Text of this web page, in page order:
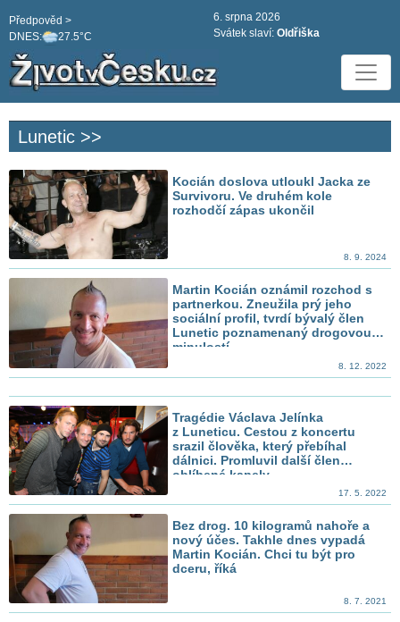
DNES: 27.5°C
Předpověd >
6. srpna 2026
Svátek slaví: Oldřiška
Lunetic >>
Kocián doslova utloukl Jacka ze
Survivoru. Ve druhém kole
rozhodčí zápas ukončil
8. 9. 2024
Martin Kocián oznámil rozchod s
partnerkou. Zneužila prý jeho
sociální profil, tvrdí bývalý člen
Lunetic poznamenaný drogovou
minulostí
8. 12. 2022
Tragédie Václava Jelínka
z Luneticu. Cestou z koncertu
srazil člověka, který přebíhal
dálnici. Promluvil další člen
oblíbené kapely
17. 5. 2022
Bez drog. 10 kilogramů nahoře a
nový účes. Takhle dnes vypadá
Martin Kocián. Chci tu být pro
dceru, říká
8. 7. 2021